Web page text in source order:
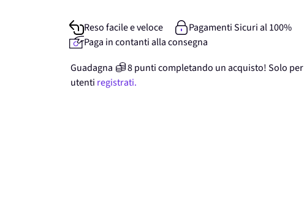
Reso facile e veloce
Pagamenti Sicuri al 100%
Paga in contanti alla consegna
Guadagna
8punticompletando un acquisto! Solo per
utenti registrati.